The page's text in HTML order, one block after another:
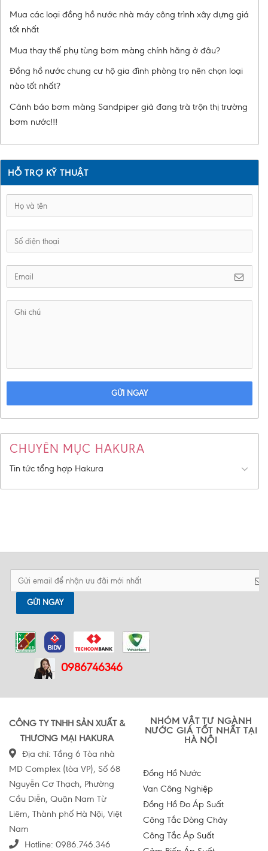
Mua các loại đồng hồ nước nhà máy công trình xây dựng giá
tốt nhất
Mua thay thế phụ tùng bơm màng chính hãng ở đâu?
Đồng hồ nước chung cư hộ gia đình phòng trọ nên chọn loại
nào tốt nhất?
Cảnh báo bơm màng Sandpiper giả đang trà trộn thị trường
bơm nước!!!
HỖ TRỢ KỸ THUẬT
GỬI NGAY
CHUYÊN MỤC HAKURA
Tin tức tổng hợp Hakura
GỬI NGAY
0986746346
CÔNG TY TNHH SẢN XUẤT &
THƯƠNG MẠI HAKURA
Địa chỉ: Tầng 6 Tòa nhà
MD Complex (tòa VP), Số 68
Nguyễn Cơ Thạch, Phường
Cầu Diễn, Quận Nam Từ
Liêm, Thành phố Hà Nội, Việt
Nam
Hotline: 0986.746.346
NHÓM VẬT TƯ NGÀNH
NƯỚC GIÁ TỐT NHẤT TẠI
HÀ NỘI
Đồng Hồ Nước
Van Công Nghiệp
Đồng Hồ Đo Áp Suất
Công Tắc Dòng Chảy
Công Tắc Áp Suất